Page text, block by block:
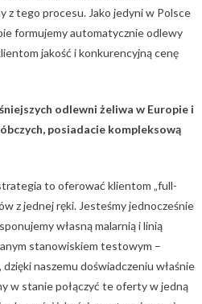
z tego procesu. Jako jedyni w Polsce
formujemy automatycznie odlewy
jakość i konkurencyjną cenę
odlewni żeliwa w Europie i
posiadacie kompleksową
to oferować klientom „full-
z jednej ręki. Jesteśmy jednocześnie
własną malarnią i linią
stanowiskiem testowym –
naszemu doświadczeniu właśnie
w stanie połączyć te oferty w jedną